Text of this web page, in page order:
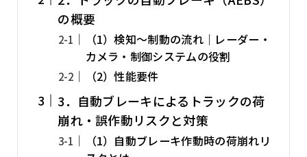
の概要
（1）検知～制動の流れ｜レーダー・
カメラ・制御システムの役割
（2）性能要件
3．自動ブレーキによるトラックの荷
崩れ・誤作動リスクと対策
（1）自動ブレーキ作動時の荷崩れリ